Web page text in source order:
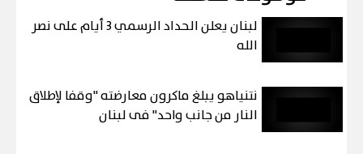
لبنان يعلن الحداد الرسمي 3 أيام على نصر
الله
نتنياهو يبلغ ماكرون معارضته "وقفا لإطلاق
النار من جانب واحد" فى لبنان